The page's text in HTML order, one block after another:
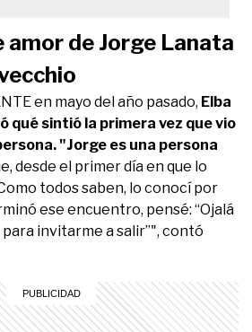
amor de Jorge Lanata
en mayo del año pasado, Elba
qué sintió la primera vez que vio
"Jorge es una persona
desde el primer día en que lo
todos saben, lo conocí por
ese encuentro, pensé: “Ojalá
invitarme a salir”", contó